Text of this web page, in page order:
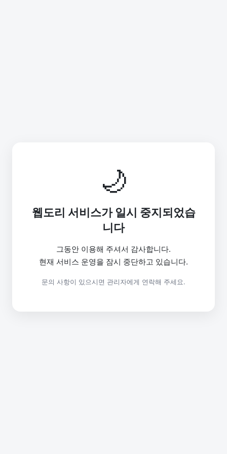
🌙
웹도리 서비스가 일시 중지되었습
니다
그동안 이용해 주셔서 감사합니다.
현재 서비스 운영을 잠시 중단하고 있습니다.
문의 사항이 있으시면 관리자에게 연락해 주세요.